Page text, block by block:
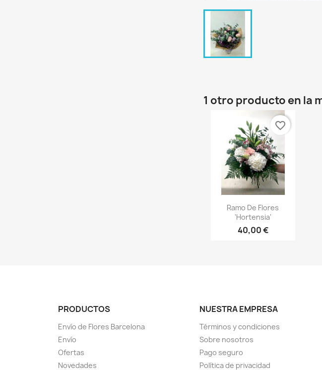
1 otro producto en la
Vista rápida
Ramo De Flores
'Hortensia'
40,00 €
favorite_border
PRODUCTOS
Envío de Flores Barcelona
Envío
Ofertas
Novedades
NUESTRA EMPRESA
Términos y condiciones
Sobre nosotros
Pago seguro
Política de privacidad